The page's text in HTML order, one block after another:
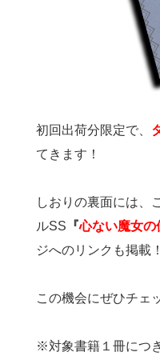
初回出荷分限定で、
てきます！
しおりの裏面には、
ルSS 『心ない魔女の
ジへのリンクも掲載！
この機会にぜひチェ
※対象書籍１冊につ